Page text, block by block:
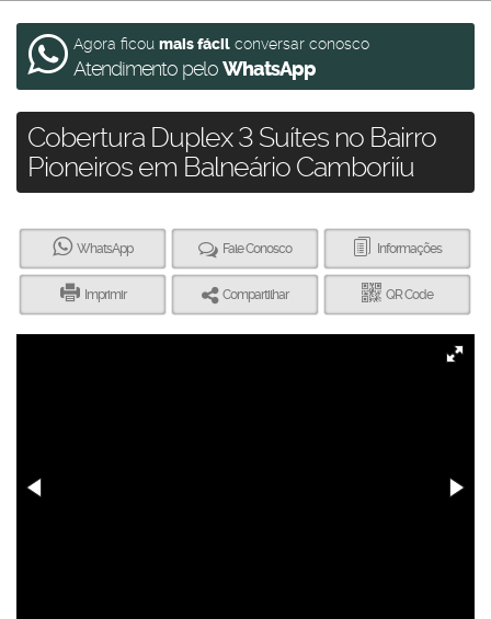
Agora ficou mais fácil conversar conosco
Atendimento peloWhatsApp
Cobertura Duplex 3 Suítes no Bairro
Pioneiros em Balneário Camboriíu
WhatsApp Fale Conosco Informações
Imprimir Compartilhar QR Code